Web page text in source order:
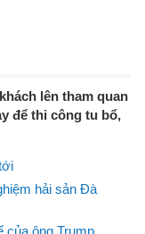
lên tham quan
để thi công tu bổ,
hải sản Đà
của ông Trump